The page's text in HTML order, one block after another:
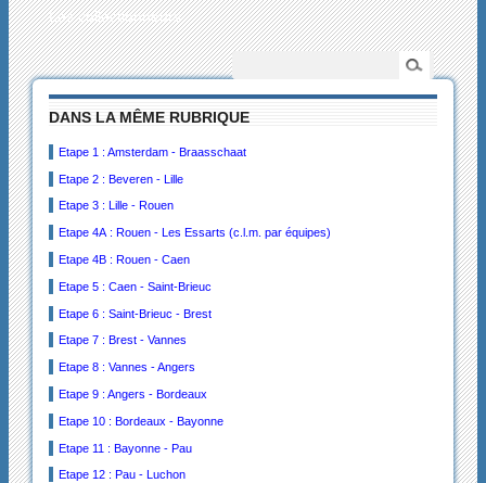
Les collectionneurs
DANS LA MÊME RUBRIQUE
Etape 1 : Amsterdam - Braasschaat
Etape 2 : Beveren - Lille
Etape 3 : Lille - Rouen
Etape 4A : Rouen - Les Essarts (c.l.m. par équipes)
Etape 4B : Rouen - Caen
Etape 5 : Caen - Saint-Brieuc
Etape 6 : Saint-Brieuc - Brest
Etape 7 : Brest - Vannes
Etape 8 : Vannes - Angers
Etape 9 : Angers - Bordeaux
Etape 10 : Bordeaux - Bayonne
Etape 11 : Bayonne - Pau
Etape 12 : Pau - Luchon